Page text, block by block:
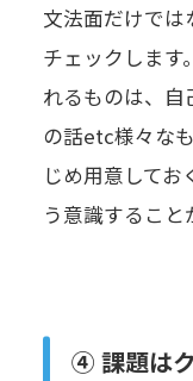
文法面だけでは
チェックします
れるものは、自
の話etc様々な
じめ用意してお
う意識すること
④ 課題は